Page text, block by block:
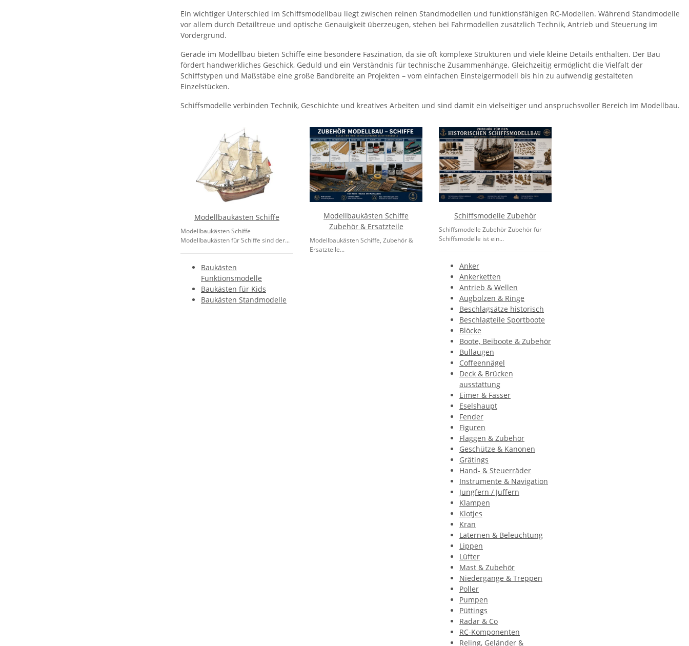
Ein wichtiger Unterschied im Schiffsmodellbau liegt zwischen reinen Standmodellen und funktionsfähigen RC-Modellen. Während Standmodelle
vor allem durch Detailtreue und optische Genauigkeit überzeugen, stehen bei Fahrmodellen zusätzlich Technik, Antrieb und Steuerung im
Vordergrund.
Gerade im Modellbau bieten Schiffe eine besondere Faszination, da sie oft komplexe Strukturen und viele kleine Details enthalten. Der Bau
fördert handwerkliches Geschick, Geduld und ein Verständnis für technische Zusammenhänge. Gleichzeitig ermöglicht die Vielfalt der
Schiffstypen und Maßstäbe eine große Bandbreite an Projekten – vom einfachen Einsteigermodell bis hin zu aufwendig gestalteten
Einzelstücken.
Schiffsmodelle verbinden Technik, Geschichte und kreatives Arbeiten und sind damit ein vielseitiger und anspruchsvoller Bereich im Modellbau.
Modellbaukästen Schiffe
Modellbaukästen Schiffe
Modellbaukästen für Schiffe sind der...
Baukästen
Funktionsmodelle
Baukästen für Kids
Baukästen Standmodelle
Modellbaukästen Schiffe
Zubehör & Ersatzteile
Modellbaukästen Schiffe, Zubehör &
Ersatzteile...
Schiffsmodelle Zubehör
Schiffsmodelle Zubehör Zubehör für
Schiffsmodelle ist ein...
Anker
Ankerketten
Antrieb & Wellen
Augbolzen & Ringe
Beschlagsätze historisch
Beschlagteile Sportboote
Blöcke
Boote, Beiboote & Zubehör
Bullaugen
Coffeennägel
Deck & Brücken
ausstattung
Eimer & Fässer
Eselshaupt
Fender
Figuren
Flaggen & Zubehör
Geschütze & Kanonen
Grätings
Hand- & Steuerräder
Instrumente & Navigation
Jungfern / Juffern
Klampen
Klotjes
Kran
Laternen & Beleuchtung
Lippen
Lüfter
Mast & Zubehör
Niedergänge & Treppen
Poller
Pumpen
Püttings
Radar & Co
RC-Komponenten
Reling, Geländer &